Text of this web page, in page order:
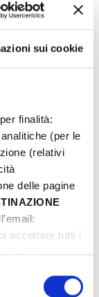
sui cookie
finalità:
(per le
(relativi
delle pagine
accettare tutti i
i cookie”,
your